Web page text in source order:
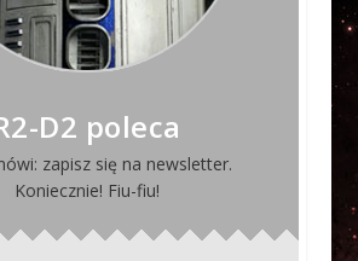
D2 poleca
zapisz się na newsletter.
Koniecznie! Fiu-fiu!